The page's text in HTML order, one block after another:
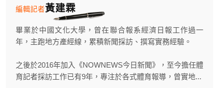
黃建霖
編輯記者
畢業於中國文化大學，曾在聯合報系經濟日報工作過一
年，主跑地方產經線，累積新聞採訪、撰寫實務經驗。
之後於2016年加入《NOWNEWS今日新聞》，至今擔任體
育記者採訪工作已有9年，專注於各式體育報導，曾實地...